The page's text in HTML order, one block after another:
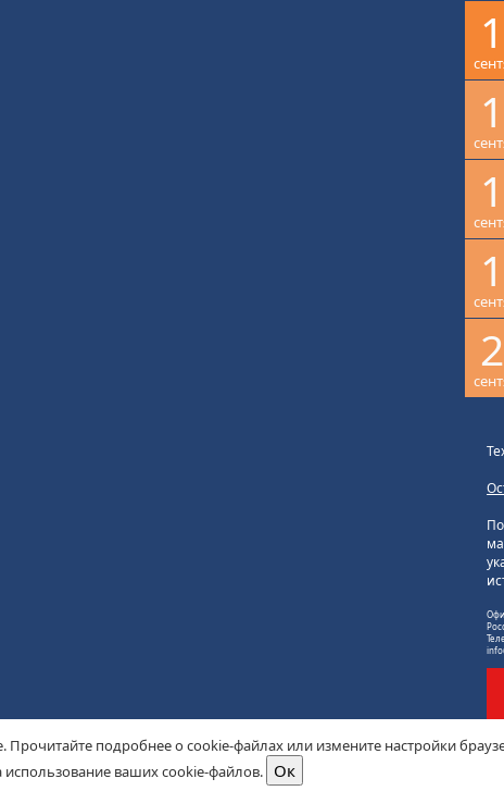
подробнее о cookie-файлах или измените настройки
использование ваших cookie-файлов.